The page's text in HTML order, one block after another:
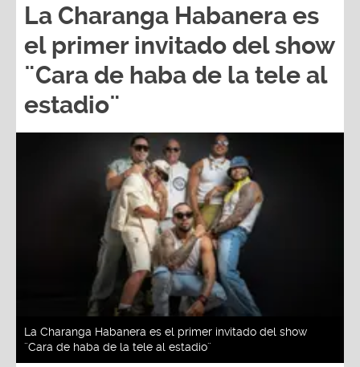
La Charanga Habanera es
el primer invitado del show
¨Cara de haba de la tele al
estadio¨
La Charanga Habanera es el primer invitado del show
¨Cara de haba de la tele al estadio¨